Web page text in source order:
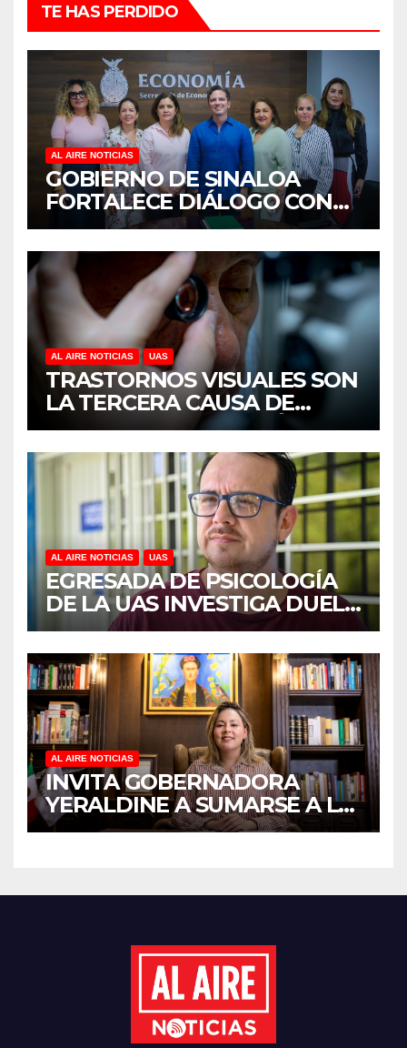
TE HAS PERDIDO
AL AIRE NOTICIAS
GOBIERNO DE SINALOA
FORTALECE DIÁLOGO CON
MUJERES EMPRESARIAS DE
CULIACÁN
AL AIRE NOTICIAS UAS
TRASTORNOS VISUALES SON
LA TERCERA CAUSA DE
DISCAPACIDAD EN MÉXICO,
REVELA ESTUDIO DEL
CIDOCS DE LA UAS
AL AIRE NOTICIAS UAS
EGRESADA DE PSICOLOGÍA
DE LA UAS INVESTIGA DUELO
ANTICIPADO Y SOBRECARGA
EN CUIDADORES DE
ADULTOS MAYORES
AL AIRE NOTICIAS
INVITA GOBERNADORA
YERALDINE A SUMARSE A LA
JORNADA NACIONAL DE
DE ÁRBOLES